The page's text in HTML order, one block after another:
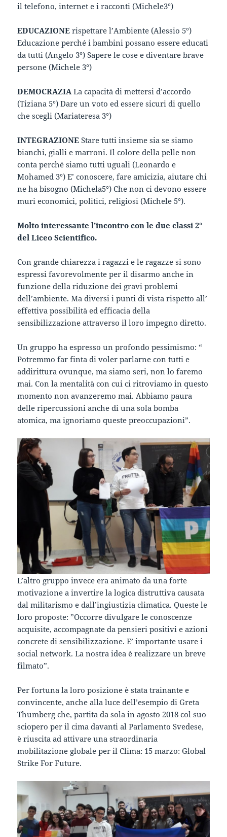
il telefono, internet e i racconti (Michele3°)
EDUCAZIONErispettare l’Ambiente (Alessio 5°)
Educazione perché i bambini possano essere educati
da tutti (Angelo 3°) Sapere le cose e diventare brave
persone (Michele 3°)
DEMOCRAZIA La capacità di mettersi d’accordo
(Tiziana 5°) Dare un voto ed essere sicuri di quello
che scegli (Mariateresa 3°)
INTEGRAZIONEStare tutti insieme sia se siamo
bianchi, gialli e marroni. Il colore della pelle non
conta perché siamo tutti uguali (Leonardo e
Mohamed 3°) E’ conoscere, fare amicizia, aiutare chi
ne ha bisogno (Michela5°) Che non ci devono essere
muri economici, politici, religiosi (Michele 5°).
Molto interessante l’incontro con le due classi 2°
del Liceo Scientifico.
Con grande chiarezza i ragazzi e le ragazze si sono
espressi favorevolmente per il disarmo anche in
funzione della riduzione dei gravi problemi
dell’ambiente. Ma diversi i punti di vista rispetto all’
effettiva possibilità ed efficacia della
sensibilizzazione attraverso il loro impegno diretto.
Un gruppo ha espresso un profondo pessimismo: “
Potremmo far finta di voler parlarne con tutti e
addirittura ovunque, ma siamo seri, non lo faremo
mai. Con la mentalità con cui ci ritroviamo in questo
momento non avanzeremo mai. Abbiamo paura
delle ripercussioni anche di una sola bomba
atomica, ma ignoriamo queste preoccupazioni”.
L’altro gruppo invece era animato da una forte
motivazione a invertire la logica distruttiva causata
dal militarismo e dall’ingiustizia climatica. Queste le
loro proposte: ”Occorre divulgare le conoscenze
acquisite, accompagnate da pensieri positivi e azioni
concrete di sensibilizzazione. E’ importante usare i
social network. La nostra idea è realizzare un breve
filmato”.
Per fortuna la loro posizione è stata trainante e
convincente, anche alla luce dell’esempio di Greta
Thumberg che, partita da sola in agosto 2018 col suo
sciopero per il cima davanti al Parlamento Svedese,
è riuscita ad attivare una straordinaria
mobilitazione globale per il Clima: 15 marzo: Global
Strike For Future.